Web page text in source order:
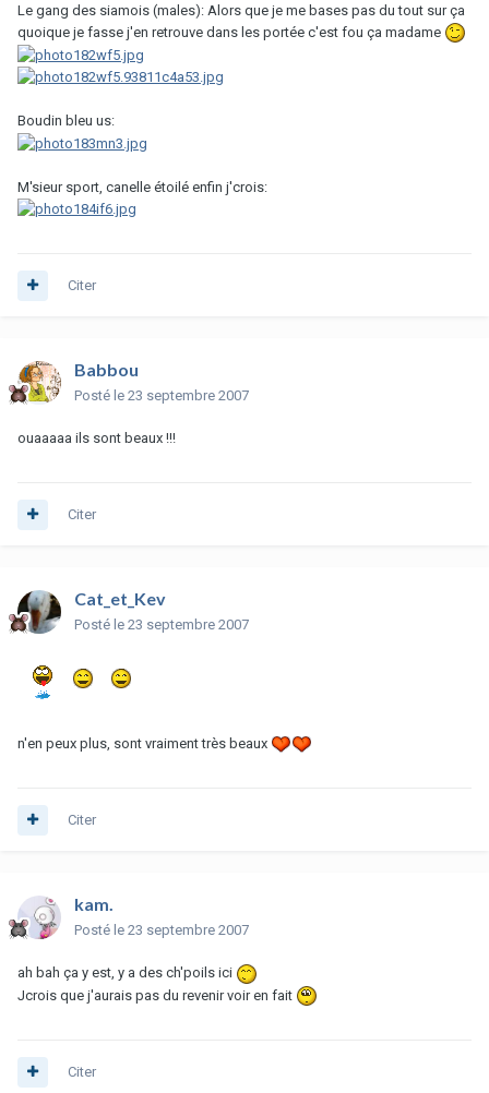
Le gang des siamois (males): Alors que je me bases pas du tout sur ça
quoique je fasse j'en retrouve dans les portée c'est fou ça madame
Boudin bleu us:
M'sieur sport, canelle étoilé enfin j'crois:
Citer
Babbou
Posté le 23 septembre 2007
ouaaaaa ils sont beaux !!!
Citer
Cat_et_Kev
Posté le 23 septembre 2007
n'en peux plus, sont vraiment très beaux
Citer
kam.
Posté le 23 septembre 2007
ah bah ça y est, y a des ch'poils ici
Jcrois que j'aurais pas du revenir voir en fait
Citer